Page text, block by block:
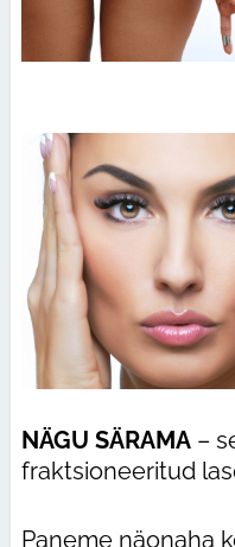
NÄGU SÄRAMA–
fraktsioneeritud
Paneme näonaha